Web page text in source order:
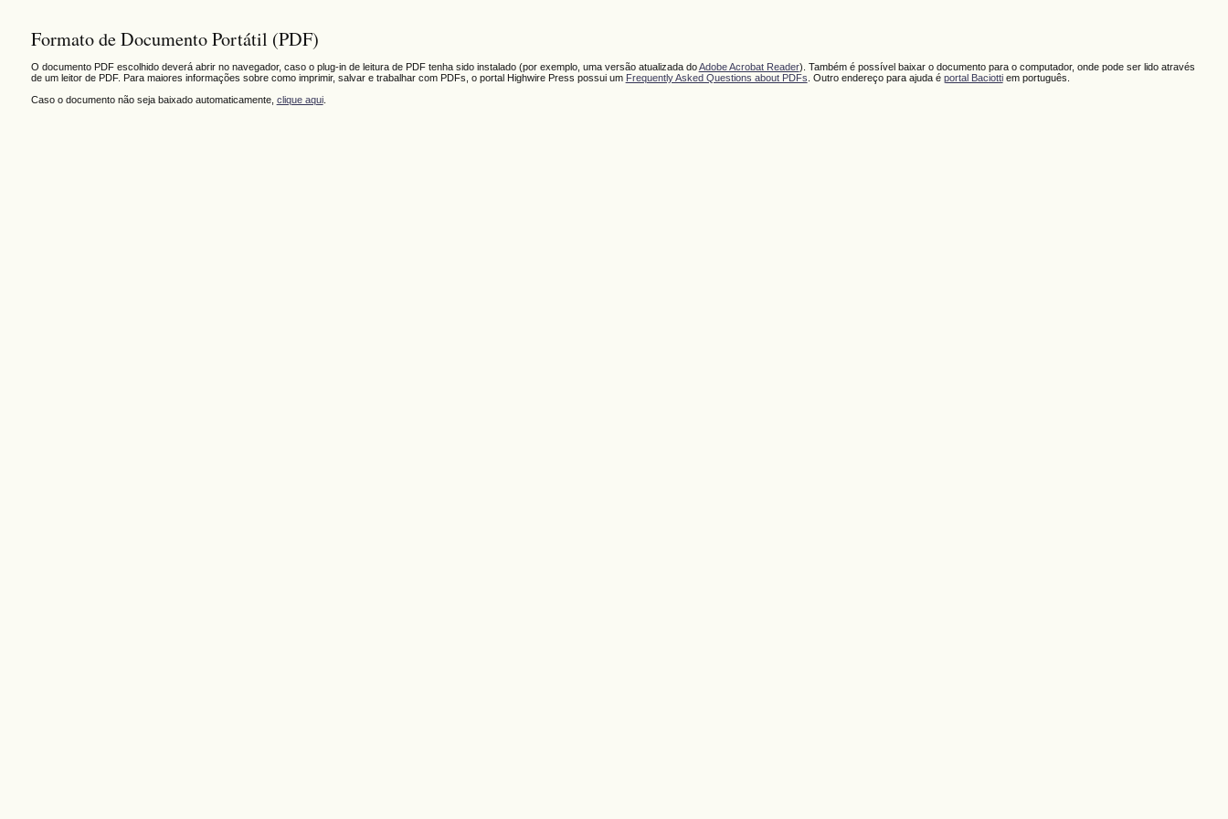
Formato de Documento Portátil (PDF)
O documento PDF escolhido deverá abrir no navegador, caso o plug-in de leitura de PDF tenha sido instalado (por exemplo, uma versão atualizada doAdobe Acrobat Reader). Também é possível baixar o documento para o computador, onde pode ser lido através
de um leitor de PDF. Para maiores informações sobre como imprimir, salvar e trabalhar com PDFs, o portal Highwire Press possui um Frequently Asked Questions about PDFs . Outro endereço para ajuda é portal Baciottiem português.
Caso o documento não seja baixado automaticamente, clique aqui.